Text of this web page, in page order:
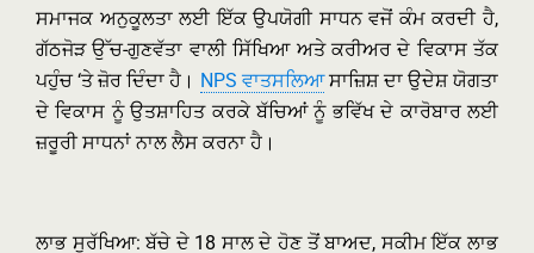
ਸਮਾਜਕ ਅਨੁਕੂਲਤਾ ਲਈ ਇੱਕ ਉਪਯੋਗੀ ਸਾਧਨ ਵਜੋਂ ਕੰਮ ਕਰਦੀ ਹੈ,
ਗੱਠਜੋੜ ਉੱਚ-ਗੁਣਵੱਤਾ ਵਾਲੀ ਸਿੱਖਿਆ ਅਤੇ ਕਰੀਅਰ ਦੇ ਵਿਕਾਸ ਤੱਕ
ਪਹੁੰਚ ‘ਤੇ ਜ਼ੋਰ ਦਿੰਦਾ ਹੈ। NPS ਵਾਤਸਲਿਆਸਾਜ਼ਿਸ਼ ਦਾ ਉਦੇਸ਼ ਯੋਗਤਾ
ਦੇ ਵਿਕਾਸ ਨੂੰ ਉਤਸ਼ਾਹਿਤ ਕਰਕੇ ਬੱਚਿਆਂ ਨੂੰ ਭਵਿੱਖ ਦੇ ਕਾਰੋਬਾਰ ਲਈ
ਜ਼ਰੂਰੀ ਸਾਧਨਾਂ ਨਾਲ ਲੈਸ ਕਰਨਾ ਹੈ।
ਲਾਭ ਸੁਰੱਖਿਆ: ਬੱਚੇ ਦੇ 18 ਸਾਲ ਦੇ ਹੋਣ ਤੋਂ ਬਾਅਦ, ਸਕੀਮ ਇੱਕ ਲਾਭ